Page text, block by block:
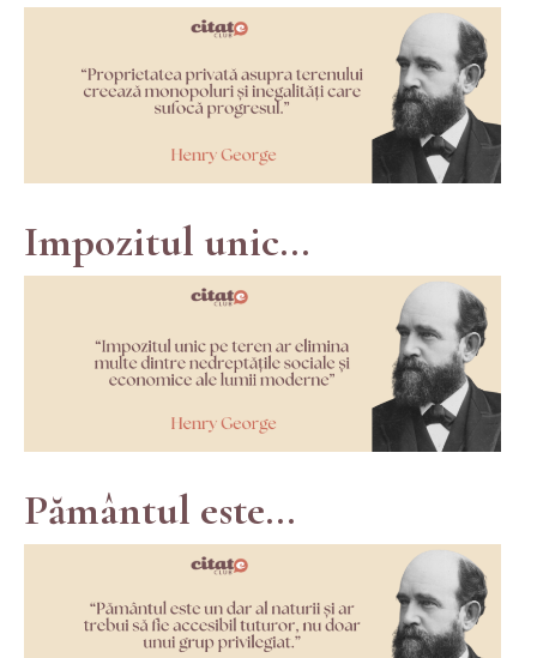
Impozitul unic...
Pământul este...